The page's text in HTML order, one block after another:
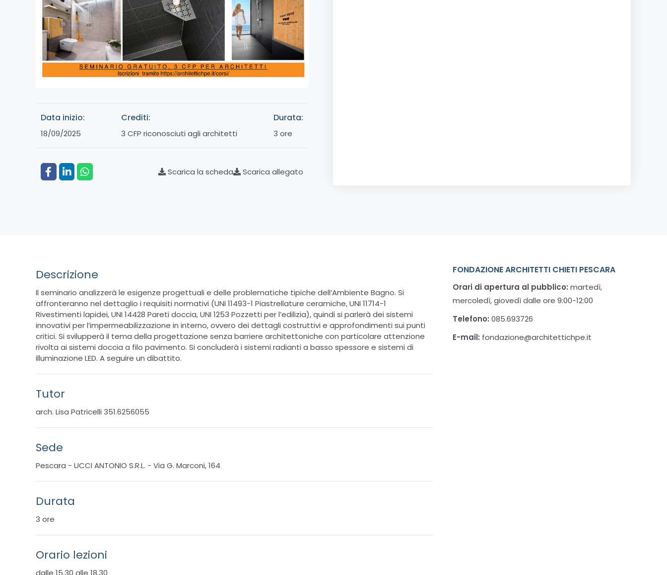
Data inizio:
18/09/2025
Crediti:
3 CFP riconosciuti agli architetti
Durata:
3 ore
Scarica la scheda Scarica allegato
Descrizione
Il seminario analizzerà le esigenze progettuali e delle problematiche tipiche dell’Ambiente Bagno. Si
affronteranno nel dettaglio i requisiti normativi (UNI 11493-1 Piastrellature ceramiche, UNI 11714-1
Rivestimenti lapidei, UNI 14428 Pareti doccia, UNI 1253 Pozzetti per l’edilizia), quindi si parlerà dei sistemi
innovativi per l’impermeabilizzazione in interno, ovvero dei dettagli costruttivi e approfondimenti sui punti
critici. Si svilupperà il tema della progettazione senza barriere architettoniche con particolare attenzione
rivolta ai sistemi doccia a filo pavimento. Si concluderà i sistemi radianti a basso spessore e sistemi di
illuminazione LED. A seguire un dibattito.
Tutor
arch. Lisa Patricelli 351.6256055
Sede
Pescara - UCCI ANTONIO S.R.L. - Via G. Marconi, 164
Durata
3 ore
Orario lezioni
dalle 15.30 alle 18.30
FONDAZIONE ARCHITETTI CHIETI PESCARA
Orari di apertura al pubblico: martedì,
mercoledì, giovedì dalle ore 9:00-12:00
Telefono: 085.693726
E-mail: fondazione@architettichpe.it